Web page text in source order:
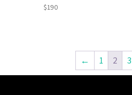
$190
← 1 2 3